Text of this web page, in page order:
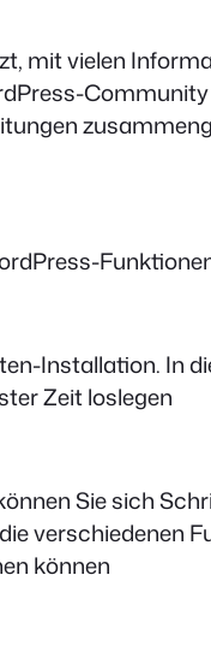
mit vielen
Installation. In
Zeit loslegen
Sie sich
verschiedenen
können